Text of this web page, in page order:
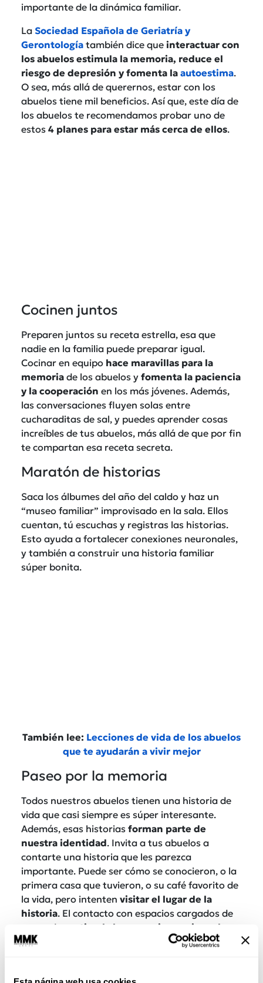
importante de la dinámica familiar.
La Sociedad Española de Geriatría y
Gerontología también dice que interactuar con
los abuelos estimula la memoria, reduce el
riesgo de depresión y fomenta la autoestima.
O sea, más allá de querernos, estar con los
abuelos tiene mil beneficios. Así que, este día de
los abuelos te recomendamos probar uno de
estos 4 planes para estar más cerca de ellos.
Cocinen juntos
Preparen juntos su receta estrella, esa que
nadie en la familia puede preparar igual.
Cocinar en equipo hace maravillas para la
memoria de los abuelos y fomenta la paciencia
y la cooperación en los más jóvenes. Además,
las conversaciones fluyen solas entre
cucharaditas de sal, y puedes aprender cosas
increíbles de tus abuelos, más allá de que por fin
te compartan esa receta secreta.
Maratón de historias
Saca los álbumes del año del caldo y haz un
“museo familiar” improvisado en la sala. Ellos
cuentan, tú escuchas y registras las historias.
Esto ayuda a fortalecer conexiones neuronales,
y también a construir una historia familiar
súper bonita.
También lee: Lecciones de vida de los abuelos
que te ayudarán a vivir mejor
Paseo por la memoria
Todos nuestros abuelos tienen una historia de
vida que casi siempre es súper interesante.
Además, esas historias forman parte de
nuestra identidad. Invita a tus abuelos a
contarte una historia que les parezca
importante. Puede ser cómo se conocieron, o la
primera casa que tuvieron, o su café favorito de
la vida, pero intenten visitar el lugar de la
historia. El contacto con espacios cargados de
recuerdos
estimula la memoria y mejora el
estado de ánimo
, pero también, es la excusa